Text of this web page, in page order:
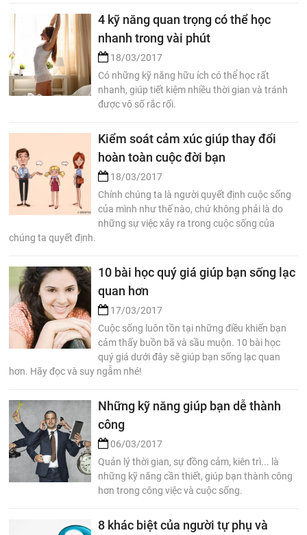
4 kỹ năng quan trọng có thể học
nhanh trong vài phút
18/03/2017
Có những kỹ năng hữu ích có thể học rất
nhanh, giúp tiết kiệm nhiều thời gian và tránh
được vô số rắc rối.
Kiểm soát cảm xúc giúp thay đổi
hoàn toàn cuộc đời bạn
18/03/2017
Chính chúng ta là người quyết định cuộc sống
của mình như thế nào, chứ không phải là do
những sự việc xảy ra trong cuộc sống của
chúng ta quyết định.
10 bài học quý giá giúp bạn sống lạc
quan hơn
17/03/2017
Cuộc sống luôn tồn tại những điều khiến bạn
cảm thấy buồn bã và sầu muộn. 10 bài học
quý giá dưới đây sẽ giúp bạn sống lạc quan
hơn. Hãy đọc và suy ngẫm nhé!
Những kỹ năng giúp bạn dễ thành
công
06/03/2017
Quản lý thời gian, sự đồng cảm, kiên trì... là
những kỹ năng cần thiết, giúp bạn thành công
hơn trong công việc và cuộc sống.
8 khác biệt của người tự phụ và